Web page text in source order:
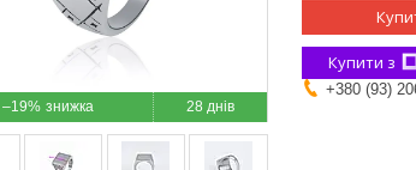
–19% 28 днів
Купити з
+380 (93)